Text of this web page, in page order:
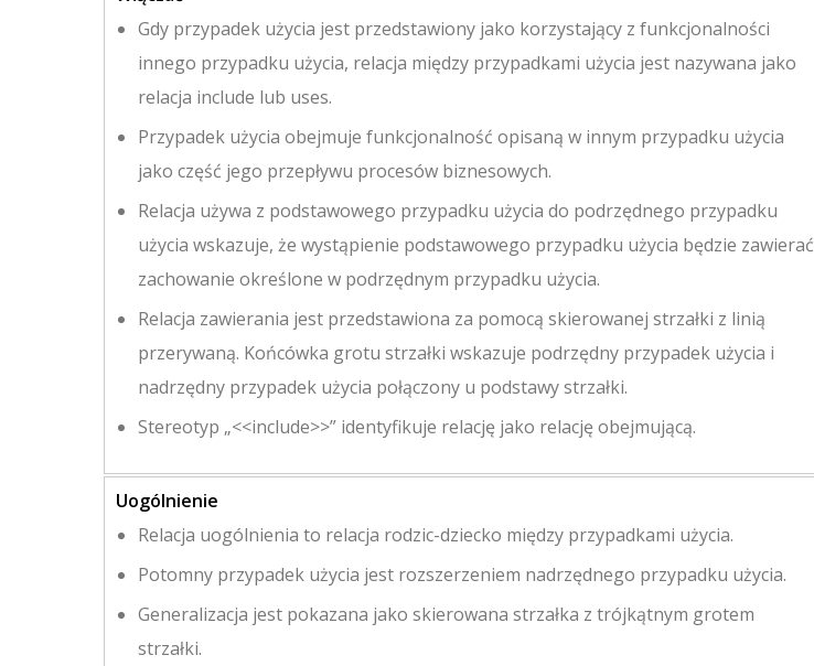
Gdy przypadek użycia jest przedstawiony jako korzystający z funkcjonalności
innego przypadku użycia, relacja między przypadkami użycia jest nazywana jako
relacja include lub uses.
Przypadek użycia obejmuje funkcjonalność opisaną w innym przypadku użycia
jako część jego przepływu procesów biznesowych.
Relacja używa z podstawowego przypadku użycia do podrzędnego przypadku
użycia wskazuje, że wystąpienie podstawowego przypadku użycia będzie zawierać
zachowanie określone w podrzędnym przypadku użycia.
Relacja zawierania jest przedstawiona za pomocą skierowanej strzałki z linią
przerywaną. Końcówka grotu strzałki wskazuje podrzędny przypadek użycia i
nadrzędny przypadek użycia połączony u podstawy strzałki.
Stereotyp „<<include>>” identyfikuje relację jako relację obejmującą.
Uogólnienie
Relacja uogólnienia to relacja rodzic-dziecko między przypadkami użycia.
Potomny przypadek użycia jest rozszerzeniem nadrzędnego przypadku użycia.
Generalizacja jest pokazana jako skierowana strzałka z trójkątnym grotem
strzałki.